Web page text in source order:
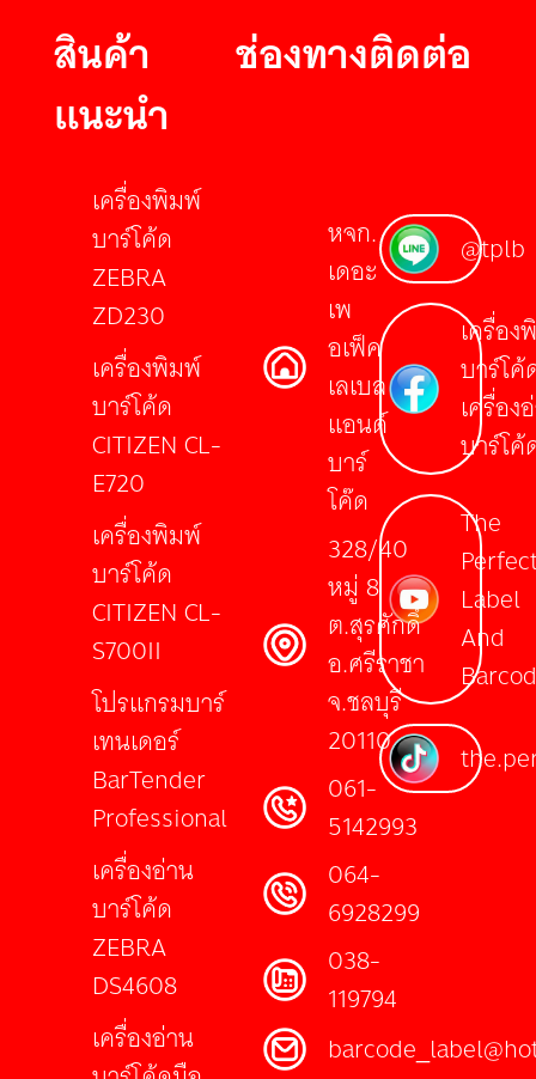
สินค้า
แนะนำ
เครื่องพิมพ์
บาร์โค้ด
ZEBRA
ZD230
เครื่องพิมพ์
บาร์โค้ด
CITIZEN CL-
E720
เครื่องพิมพ์
บาร์โค้ด
CITIZEN CL-
S700II
โปรแกรมบาร์
เทนเดอร์
BarTender
Professional
เครื่องอ่าน
บาร์โค้ด
ZEBRA
DS4608
เครื่องอ่าน
ช่องทางติดต่อ
หจก.
เดอะ
เพ
อเฟ็ค
เลเบล
แอนด์
บาร์
โค๊ด
328/40
หมู่ 8
ต.สุรศักดิ์
อ.ศรีราชา
จ.ชลบุรี
20110
061-
5142993
064-
6928299
038-
119794
@tplb
เครื่อ
บาร์โค้
เครื่อง
บาร์โค้
The
Label
And